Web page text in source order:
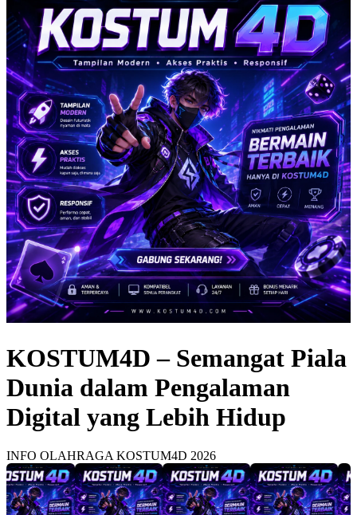
KOSTUM4D – Semangat Piala
Dunia dalam Pengalaman
Digital yang Lebih Hidup
INFO OLAHRAGA KOSTUM4D 2026